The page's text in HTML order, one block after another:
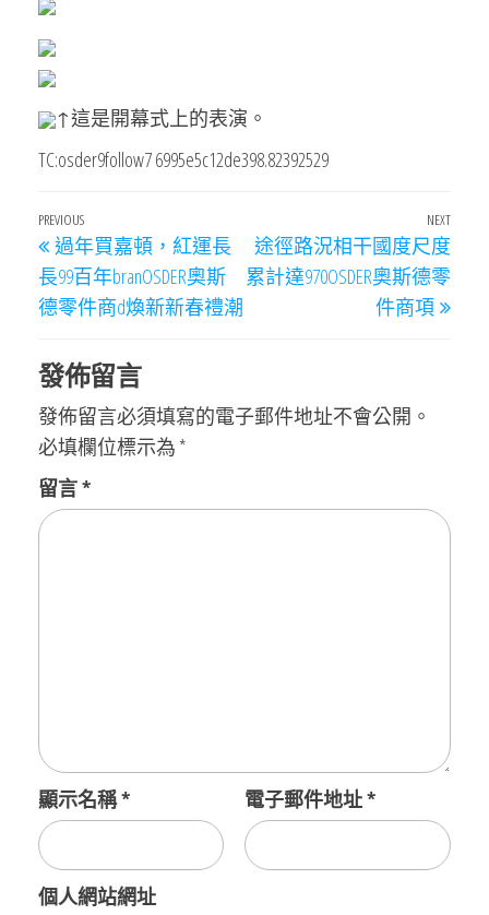
↑這是開幕式上的表演。
TC:osder9follow7 6995e5c12de398.82392529
文
章
導
Previous
Post
PREVIOUS
過年買嘉頓，紅運長
長99百年branOSDER奧斯
德零件商d煥新新春禮潮
Next
NEXT
途徑路況相干國度尺度
累計達970OSDER奧斯德零
件商項
發佈留言
發佈留言必須填寫的電子郵件地址不會公開。
必填欄位標示為 *
留言*
顯示名稱* 電子郵件地址*
個人網站網址